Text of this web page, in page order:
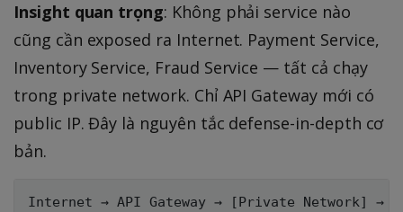
Insight quan trọng: Không phải service nào
cũng cần exposed ra Internet. Payment Service,
Inventory Service, Fraud Service — tất cả chạy
trong private network. Chỉ API Gateway mới có
public IP. Đây là nguyên tắc defense-in-depth cơ
bản.
Internet → API Gateway → [Private Network] →